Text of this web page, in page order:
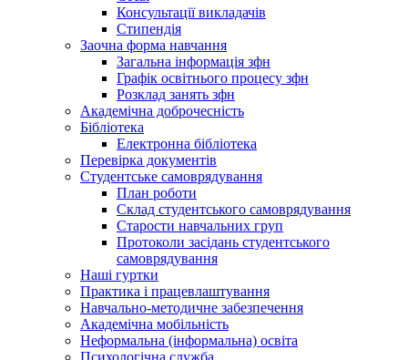
Консультації викладачів
Стипендія
Заочна форма навчання
Загальна інформація зфн
Графік освітнього процесу зфн
Розклад занять зфн
Академічна доброчесність
Бібліотека
Електронна бібліотека
Перевірка документів
Студентське самоврядування
План роботи
Склад студентського самоврядування
Старости навчальних груп
Протоколи засідань студентського
самоврядування
Наші гуртки
Практика і працевлаштування
Навчально-методичне забезпечення
Академічна мобільність
Неформальна (інформальна) освіта
Психологічна служба